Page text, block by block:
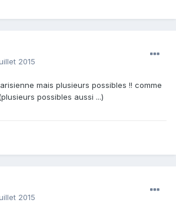
2015
mais plusieurs possibles !! comme
possibles aussi ...)
2015